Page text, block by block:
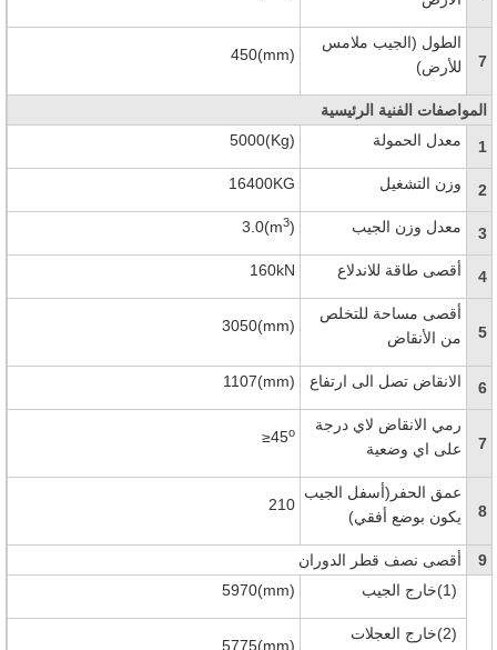
7
الطول (الجيب ملامس
للأرض)
450(mm)
المواصفات الفنية الرئيسية
1 معدل الحمولة 5000(Kg)
2 وزن التشغيل 16400KG
3 معدل وزن الجيب 3.0(m3)
4 أقصى طاقة للاندلاع 160kN
5
أقصى مساحة للتخلص
من الأنقاض
3050(mm)
6 الانقاض تصل الى ارتفاع 1107(mm)
7
رمي الانقاض لاي درجة
على اي وضعية
≥45o
8
عمق الحفر(أسفل الجيب
يكون بوضع أفقي)
210
9
أقصى نصف قطر الدوران
(1)خارج الجيب 5970(mm)
(2)خارج العجلات
5775(mm)